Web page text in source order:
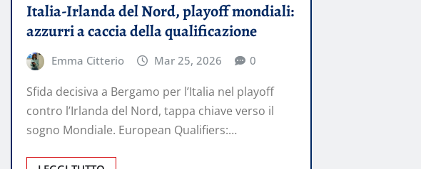
Italia-Irlanda del Nord, playoff mondiali:
azzurri a caccia della qualificazione
Emma Citterio Mar 25, 2026 0
Sfida decisiva a Bergamo per l’Italia nel playoff
contro l’Irlanda del Nord, tappa chiave verso il
sogno Mondiale. European Qualifiers:…